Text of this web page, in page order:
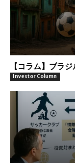
【コラム】ブラ
Investor Column